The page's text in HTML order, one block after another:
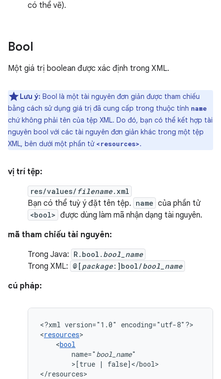
có thể vẽ).
Bool
Một giá trị boolean được xác định trong XML.
Lưu ý: Bool là một tài nguyên đơn giản được tham chiếu
bằng cách sử dụng giá trị đã cung cấp trong thuộc tính name
chứ không phải tên của tệp XML. Do đó, bạn có thể kết hợp tài
nguyên bool với các tài nguyên đơn giản khác trong một tệp
XML, bên dưới một phần tử <resources>.
vị trí tệp:
res/values/ filename.xml
Bạn có thể tuỳ ý đặt tên tệp. name của phần tử
<bool> được dùng làm mã nhận dạng tài nguyên.
mã tham chiếu tài nguyên:
Trong Java: R.bool. bool_name
Trong XML: @[ package:]bool/bool_name
cú pháp:
<?xml version="1.0"
encoding="utf-8"?>
<resources
<bool
name=" bool_name
>[true |
false]</bool>
</resources>